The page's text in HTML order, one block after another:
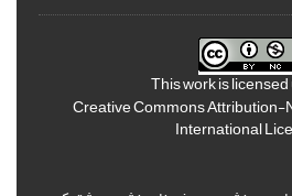
This work is
Creative Commons
International